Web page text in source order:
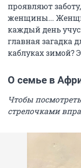
проявляют
женщины...
каждый день
главная загадка
каблуках зимой?
О семье в
Чтобы
стрелочками